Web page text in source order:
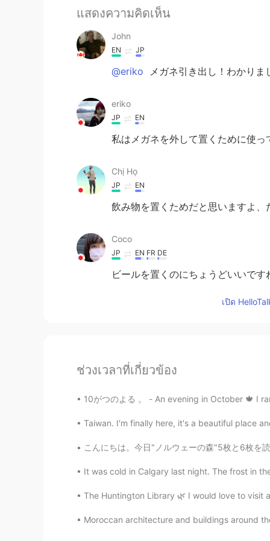
แสดงความคิดเห็น
John
EN JP
@eriko メガネ引き出し！わかりま
eriko
JP EN
私はメガネを外して置くために使
Chị Họ
JP EN
飲み物を置くためだと思いますよ、
Coco
JP EN FR DE
ビールを置くのにちょうどいいです
เปิด
ช่วงเวลาที่เกี่ยวข้อง
10がつのよる 。 - An evening in October 🍁 I
Taiwan. I'm finally here, it's a beautiful place
こんにちは。今日"ノルウェーの森"5枚と6枚を読みました。 本当に久しぶりに再び読ん
It was cold in Calgary last night. The frost in
The Huntington Library 🌿 I would love to visit
Moroccan architecture and buildings around